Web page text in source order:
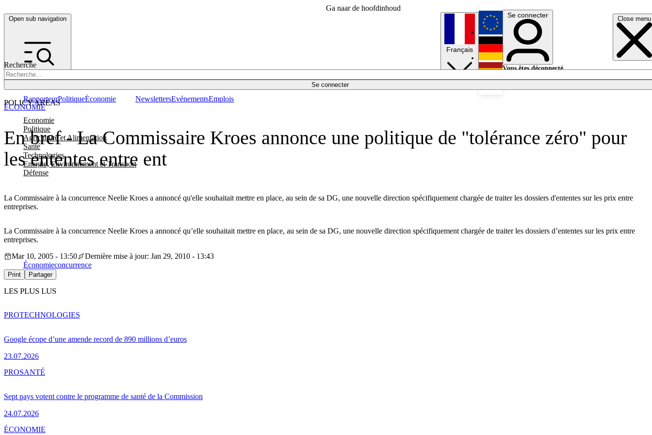
Ga naar de hoofdinhoud
Open sub navigation Close menu
Recherche
Se connecter
POLICY AREAS
Economie
Politique
Agriculture et Alimentation
Santé
Technologies
Energie, Environnement et Transport
Défense
RapporteurPolitiqueÉconomie NewslettersEvénementsEmplois
Français
English
Deutsch
Se connecter
Vous êtes déconnecté.
En bref - La Commissaire Kroes annonce une politique de "tolérance zéro" pour
les ententes entre ent
La Commissaire à la concurrence Neelie Kroes a annoncé qu'elle souhaitait mettre en place, au sein de sa DG, une nouvelle direction spécifiquement chargée de traiter les dossiers d'ententes sur les prix entre
entreprises.
ÉCONOMIE
La Commissaire à la concurrence Neelie Kroes a annoncé qu’elle souhaitait mettre en place, au sein de sa DG, une nouvelle direction spécifiquement chargée de traiter les dossiers d’ententes sur les prix entre
entreprises.
Mar 10, 2005 - 13:50
Dernière mise à jour: Jan 29, 2010 - 13:43
Économieconcurrence
Print Partager
LES PLUS LUS
Google écope d’une amende record de 890 millions d’euros
23.07.2026
PROTECHNOLOGIES
Sept pays votent contre le programme de santé de la Commission
24.07.2026
PROSANTÉ
ÉCONOMIE